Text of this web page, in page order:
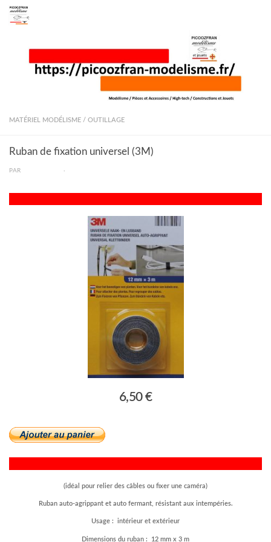
Skip to content
MATÉRIEL MODÉLISME / OUTILLAGE
Ruban de fixation universel (3M)
PAR ·
6,50 €
(idéal pour relier des câbles ou fixer une caméra)
Ruban auto-agrippant et auto fermant, résistant aux intempéries.
Usage : intérieur et extérieur
Dimensions du ruban : 12 mm x 3 m